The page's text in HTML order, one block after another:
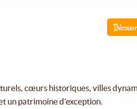
cœurs historiques, villes
un patrimoine d'exception.